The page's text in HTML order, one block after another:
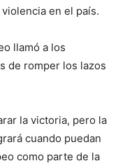
en el país.
llamó a los
de romper los lazos
la victoria, pero la
cuando puedan
como parte de la